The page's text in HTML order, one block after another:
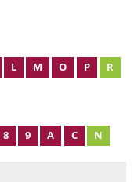
L M O P
R
8 9 A C N